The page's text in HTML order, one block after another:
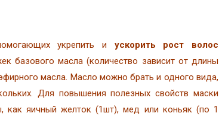
укрепить и ускорить рост волос
базового масла (количество зависит от длины
масла. Масло можно брать и одного вида,
Для повышения полезных свойств маски
как яичный желток (1шт), мед или коньяк (по 1